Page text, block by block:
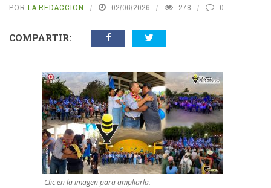
POR LA REDACCIÓN 02/06/2026 278 0
COMPARTIR:
Clic en la imagen para ampliarla.